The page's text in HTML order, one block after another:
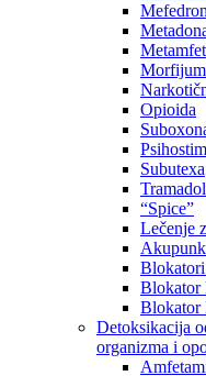
Opioida
Subutexa
“Spice”
Lečenje
Blokator
Blokator
Detoksikacija
organizma i